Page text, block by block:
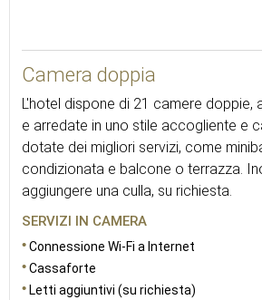
Camera doppia
L'hotel dispone di 21 camere doppie,
e arredate in uno stile accogliente e
dotate dei migliori servizi, come
condizionata e balcone o terrazza.
aggiungere una culla, su richiesta.
SERVIZI IN CAMERA
Connessione Wi-Fi a Internet
Cassaforte
Letti aggiuntivi (su richiesta)